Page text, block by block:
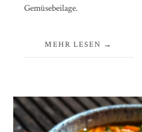
Gemüsebeilage.
MEHR LESEN